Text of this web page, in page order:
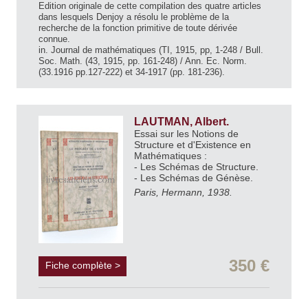
Edition originale de cette compilation des quatre articles
dans lesquels Denjoy a résolu le problème de la
recherche de la fonction primitive de toute dérivée
connue.
in. Journal de mathématiques (TI, 1915, pp, 1-248 / Bull.
Soc. Math. (43, 1915, pp. 161-248) / Ann. Ec. Norm.
(33.1916 pp.127-222) et 34-1917 (pp. 181-236).
LAUTMAN, Albert.
Essai sur les Notions de
Structure et d'Existence en
Mathématiques :
- Les Schémas de Structure.
- Les Schémas de Génèse.
Paris, Hermann, 1938.
Fiche complète > 350 €